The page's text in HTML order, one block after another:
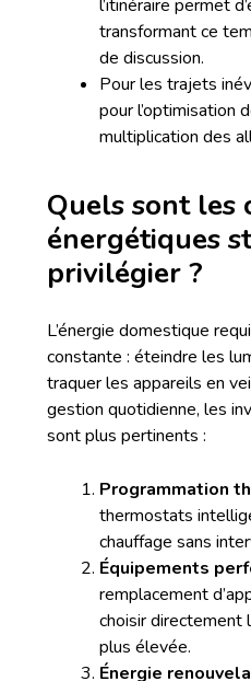
l’itinéraire permet
transformant ce
de discussion.
Pour les trajets
pour l’optimisation
multiplication des
Quels sont les
énergétiques
privilégier ?
L’énergie domestique
constante : éteindre les
traquer les appareils en
gestion quotidienne, les
sont plus pertinents :
Programmation
thermostats
chauffage sans
Équipements
remplacement
choisir directement
plus élevée.
Énergie